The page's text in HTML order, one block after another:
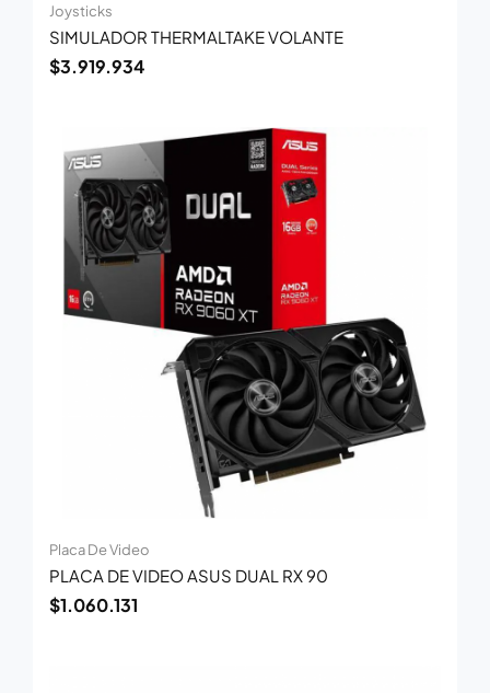
Joysticks
SIMULADOR THERMALTAKE VOLANTE
$3.919.934
Placa De Video
PLACA DE VIDEO ASUS DUAL RX 90
$1.060.131